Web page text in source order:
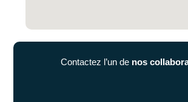
Contactez l’un de nos